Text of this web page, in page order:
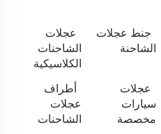
جنط عجلات
الشاحنة
عجلات
الشاحنات
الكلاسيكية
عجلات
سيارات
مخصصة
أطراف
عجلات
الشاحنات